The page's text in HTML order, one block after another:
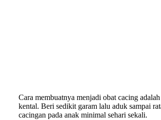
Cara membuatnya menjadi obat cacing
kental. Beri sedikit garam lalu aduk sampai
cacingan pada anak minimal sehari sekali.